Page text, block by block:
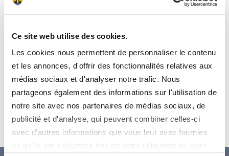
Ce site web utilise des cookies.
Les cookies nous permettent de personnaliser le contenu
et les annonces, d'offrir des fonctionnalités relatives aux
médias sociaux et d'analyser notre trafic. Nous
partageons également des informations sur l'utilisation de
notre site avec nos partenaires de médias sociaux, de
publicité et d'analyse, qui peuvent combiner celles-ci
avec d'autres informations que vous leur avez fournies
ou qu'ils ont collectées lors de votre utilisation de leurs
Retour au listing
Nos partenaires